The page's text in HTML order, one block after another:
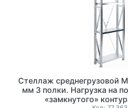
Стеллаж среднегрузовой
мм 3 полки. Нагрузка на
«замкнутого»